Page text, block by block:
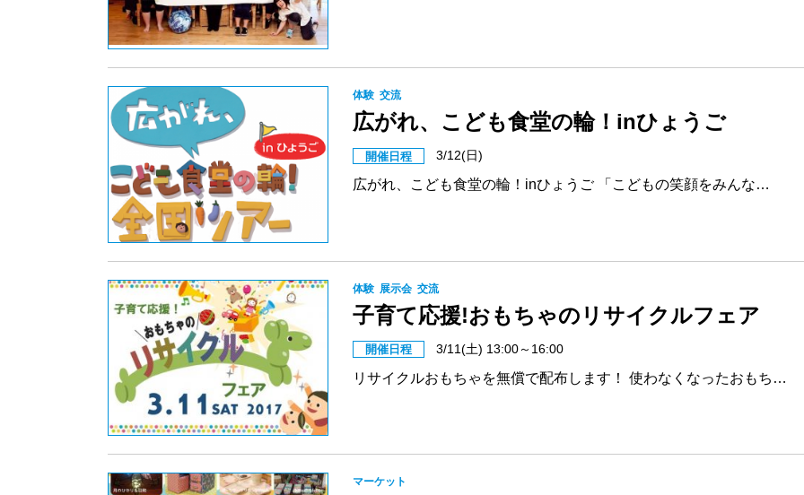
体験 交流
広がれ、こども食堂の輪！inひょうご
開催日程 3/12(日)
広がれ、こども食堂の輪！inひょうご 「こどもの笑顔をみんな…
体験 展示会 交流
子育て応援!おもちゃのリサイクルフェア
開催日程 3/11(土) 13:00～16:00
リサイクルおもちゃを無償で配布します！ 使わなくなったおもち…
マーケット